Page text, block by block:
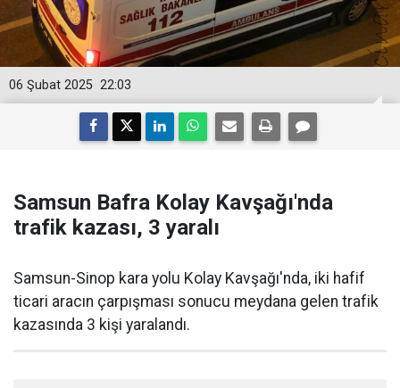
22:03
06 Şubat 2025
Samsun Bafra Kolay Kavşağı'nda
trafik kazası, 3 yaralı
Samsun-Sinop kara yolu Kolay Kavşağı'nda, iki hafif
ticari aracın çarpışması sonucu meydana gelen trafik
kazasında 3 kişi yaralandı.